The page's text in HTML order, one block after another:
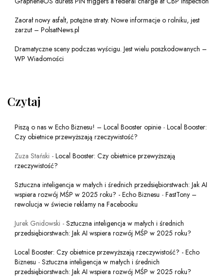
Zaorał nowy asfalt, potężne straty. Nowe informacje o rolniku, jest
zarzut – PolsatNews.pl
Dramatyczne sceny podczas wyścigu. Jest wielu poszkodowanych –
WP Wiadomości
Czytaj
Piszą o nas w Echo Biznesu! – Local Booster opinie - Local Booster:
Czy obietnice przewyższają rzeczywistość?
Zuza Stański - Local Booster: Czy obietnice przewyższają
rzeczywistość?
Sztuczna inteligencja w małych i średnich przedsiębiorstwach: Jak AI
wspiera rozwój MŚP w 2025 roku? - Echo Biznesu - FastTony –
rewolucja w świecie reklamy na Facebooku
Jurek Gnidowski - Sztuczna inteligencja w małych i średnich
przedsiębiorstwach: Jak AI wspiera rozwój MŚP w 2025 roku?
Local Booster: Czy obietnice przewyższają rzeczywistość? - Echo
Biznesu - Sztuczna inteligencja w małych i średnich
przedsiębiorstwach: Jak AI wspiera rozwój MŚP w 2025 roku?